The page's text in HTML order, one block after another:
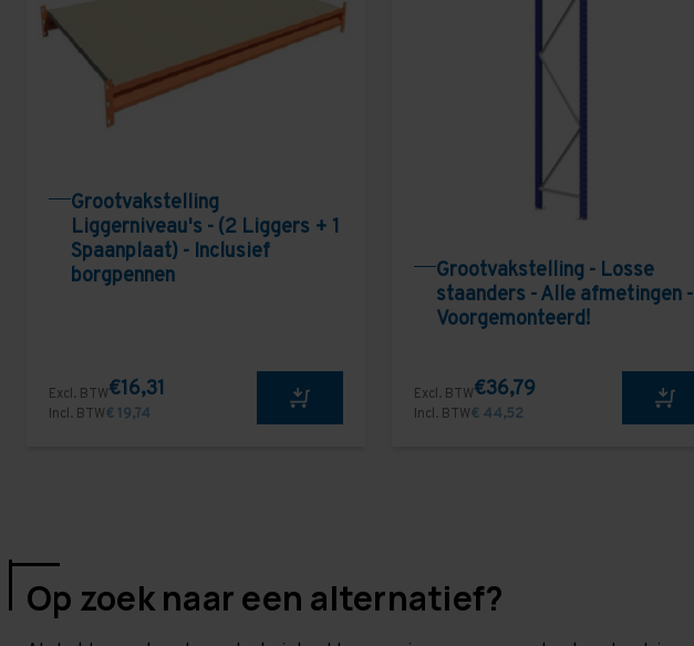
Grootvakstelling
Liggerniveau's - (2 Liggers + 1
Spaanplaat) - Inclusief
borgpennen
Excl. BTW€16,31
Incl. BTW€ 19,74
Grootvakstelling - Losse
staanders - Alle afmetingen -
Voorgemonteerd!
Excl. BTW€36,79
Incl. BTW€ 44,52
Op zoek naar een alternatief?